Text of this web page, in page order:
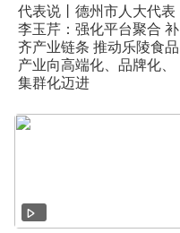
代表说丨德州市人大代表
李玉芹：强化平台聚合 补
齐产业链条 推动乐陵食品
产业向高端化、品牌化、
集群化迈进